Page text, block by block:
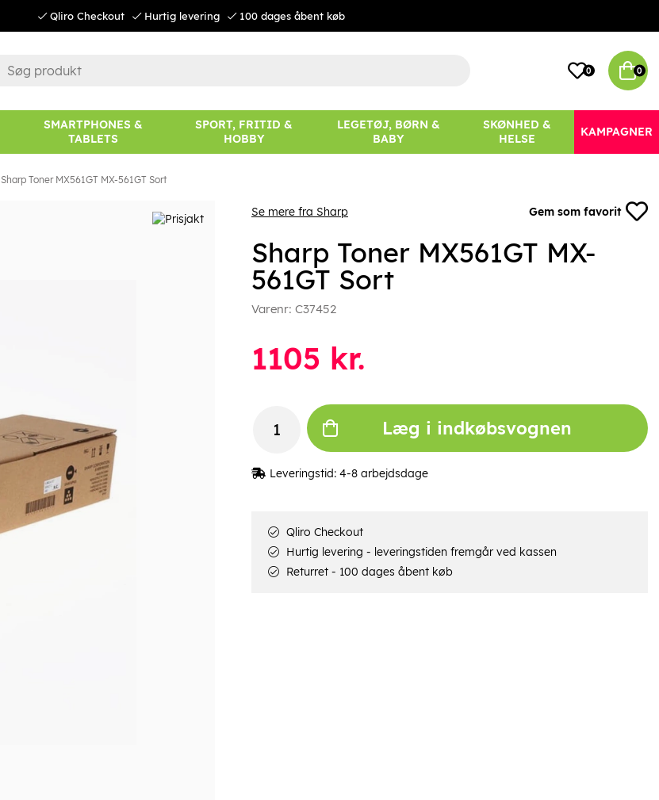
Qliro Checkout Hurtig levering 100 dages åbent køb
0 0
SMARTPHONES &
TABLETS
SPORT, FRITID &
HOBBY
LEGETØJ, BØRN &
BABY
SKØNHED &
HELSE
KAMPAGNER
Sharp Toner MX561GT MX-561GT Sort
Se mere fra Sharp Gem som favorit
Sharp Toner MX561GT MX-
561GT Sort
Varenr: C37452
1105 kr.
Læg i indkøbsvognen
Leveringstid: 4-8 arbejdsdage
Qliro Checkout
Hurtig levering - leveringstiden fremgår ved kassen
Returret - 100 dages åbent køb